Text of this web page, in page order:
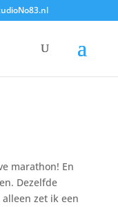
marathon! En
Dezelfde
zet ik een